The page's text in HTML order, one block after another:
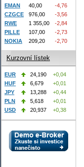
EMAN 40,00
-4,76
CZGCE
976,00
-3,56
RWE
1 355,00
-2,84
PILLE
107,00
-2,73
NOKIA
209,20 -2,70
Kurzovní lístek
EUR 24,190
+0,04
HUF
6,679
+0,01
JPY
13,288
+0,44
PLN
5,618
+0,01
USD
20,937 +0,38